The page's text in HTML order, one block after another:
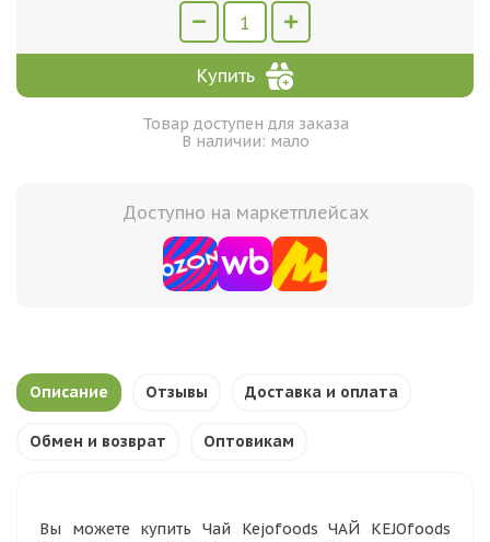
Купить
Товар доступен для заказа
В наличии: мало
Доступно на маркетплейсах
Описание Отзывы Доставка и оплата
Обмен и возврат Оптовикам
Вы можете купить Чай Kejofoods ЧАЙ KEJOfoods